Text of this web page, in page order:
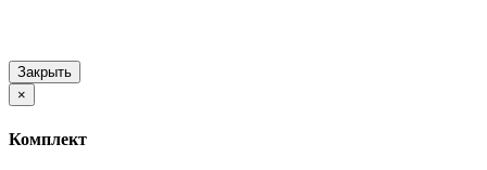
Закрыть
×
Комплект